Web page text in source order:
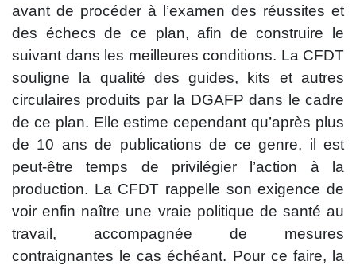
avant de procéder à l’examen des réussites et
des échecs de ce plan, afin de construire le
suivant dans les meilleures conditions. La CFDT
souligne la qualité des guides, kits et autres
circulaires produits par la DGAFP dans le cadre
de ce plan. Elle estime cependant qu’après plus
de 10 ans de publications de ce genre, il est
peut-être temps de privilégier l’action à la
production. La CFDT rappelle son exigence de
voir enfin naître une vraie politique de santé au
travail, accompagnée de mesures
contraignantes le cas échéant. Pour ce faire, la